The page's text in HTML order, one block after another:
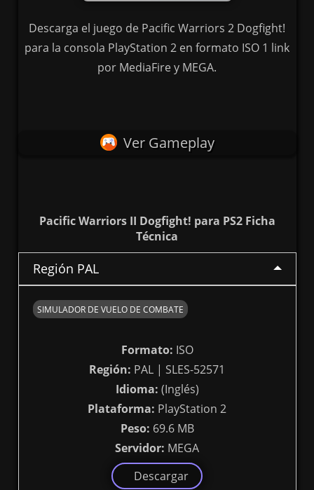
Descarga el juego de Pacific Warriors 2 Dogfight!
para la consola PlayStation 2 en formato ISO 1 link
por MediaFire y MEGA.
Ver Gameplay
Pacific Warriors II Dogfight! para PS2 Ficha
Técnica
Región PAL
SIMULADOR DE VUELO DE COMBATE
Formato: ISO
Región: PAL | SLES-52571
Idioma: (Inglés)
Plataforma: PlayStation 2
Peso: 69.6 MB
Servidor: MEGA
Descargar